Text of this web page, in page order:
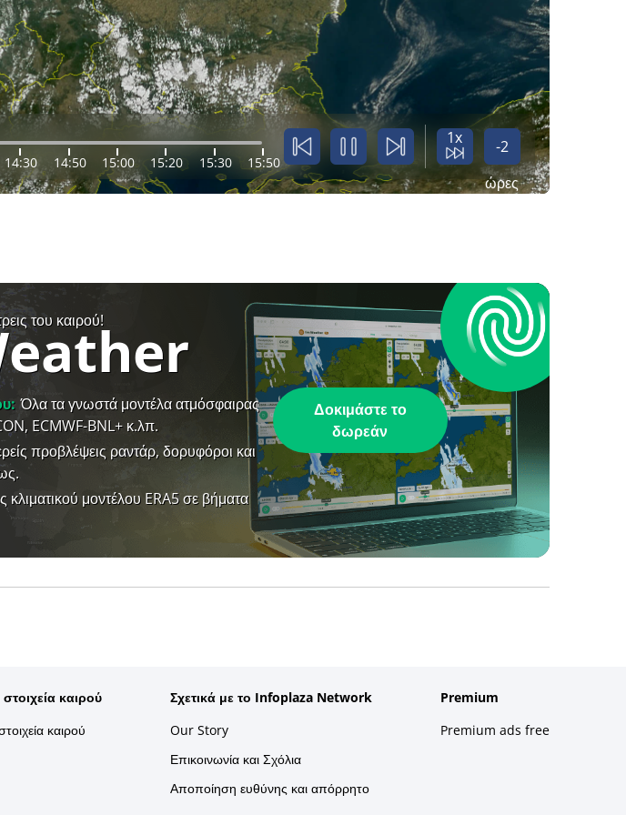
14:30 14:50 15:00 15:20 15:30 15:50
1x
-2
ώρες
του καιρού!
Όλα τα γνωστά μοντέλα ατμόσφαιρας
ECMWF-BNL+ κ.λπ.
προβλέψεις ραντάρ, δορυφόροι και
κλιματικού μοντέλου ERA5 σε βήματα
Δοκιμάστε το
δωρεάν
καιρού
καιρού
Σχετικά με το Infoplaza Network
Our Story
Επικοινωνία και Σχόλια
Αποποίηση ευθύνης και απόρρητο
Premium
Premium ads free